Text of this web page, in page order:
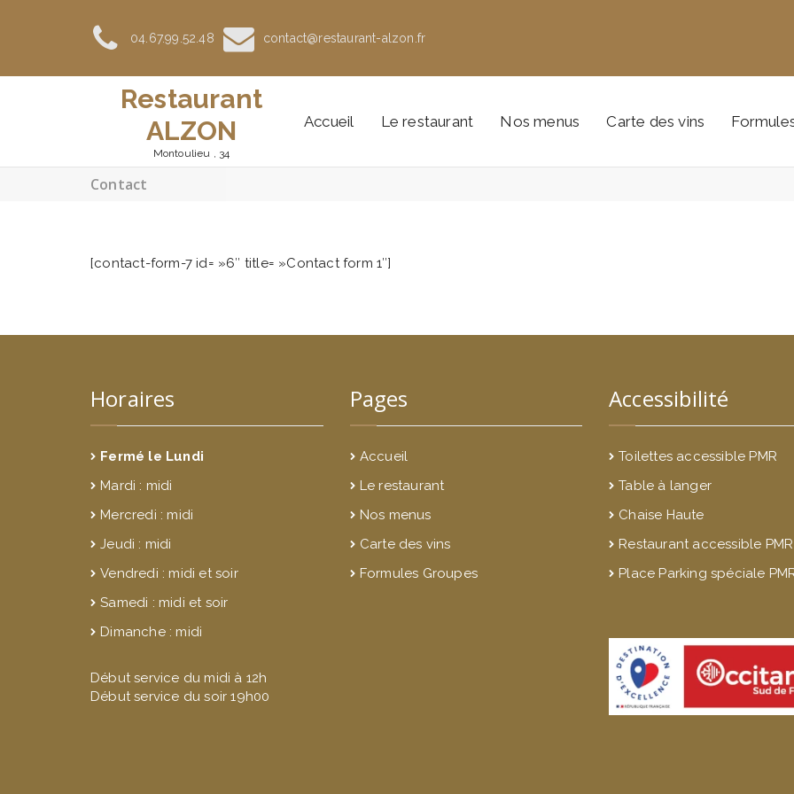
04.67.99.52.48 contact@restaurant-alzon.fr
Restaurant
ALZON
Montoulieu , 34
Accueil Le restaurant Nos menus Carte des vins
Contact
[contact-form-7 id= »6″ title= »Contact form 1″]
Horaires
Fermé le Lundi
Mardi : midi
Mercredi : midi
Jeudi : midi
Vendredi : midi et soir
Samedi : midi et soir
Dimanche : midi
Début service du midi à 12h
Début service du soir 19h00
Pages
Accueil
Le restaurant
Nos menus
Carte des vins
Formules Groupes
Accessibilité
Toilettes accessible PMR
Table à langer
Chaise Haute
Restaurant accessible PMR
Place Parking spéciale